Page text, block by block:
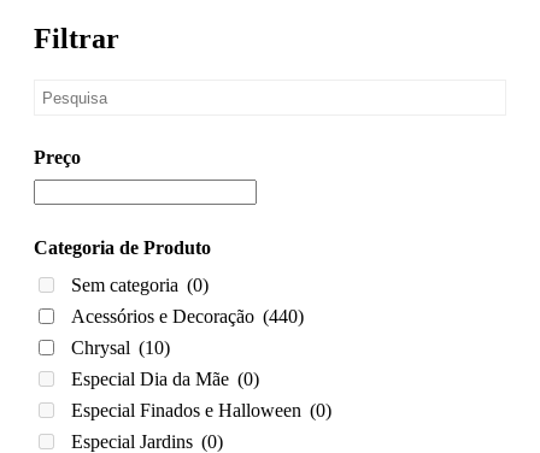
Filtrar
Preço
Categoria de Produto
Sem categoria (0)
Acessórios e Decoração (440)
Chrysal (10)
Especial Dia da Mãe (0)
Especial Finados e Halloween (0)
Especial Jardins (0)